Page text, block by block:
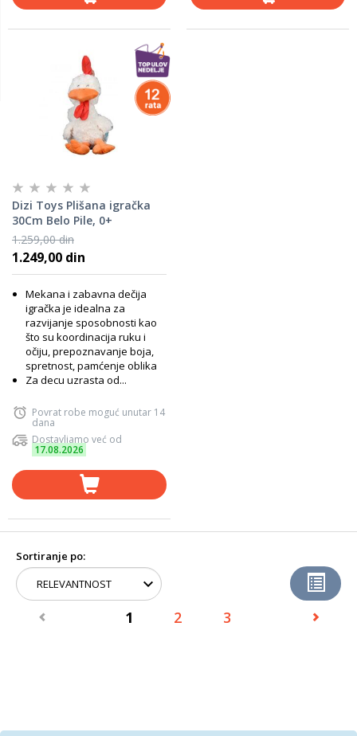
Dizi Toys Plišana igračka
30Cm Belo Pile, 0+
1.259,00 din
1.249,00 din
Mekana i zabavna dečija
igračka je idealna za
razvijanje sposobnosti kao
što su koordinacija ruku i
očiju, prepoznavanje boja,
spretnost, pamćenje oblika
Za decu uzrasta od...
Povrat robe moguć unutar 14
dana
Dostavljamo već od
17.08.2026
Sortiranje po:
1 2 3